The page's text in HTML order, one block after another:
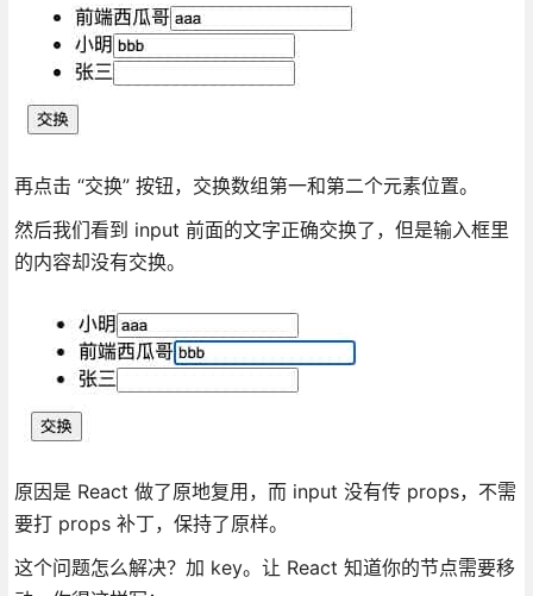
再点击 “交换” 按钮，交换数组第一和第二个元素位置。
然后我们看到 input 前面的文字正确交换了，但是输入框里
的内容却没有交换。
原因是 React 做了原地复用，而 input 没有传 props，不需
要打 props 补丁，保持了原样。
这个问题怎么解决？加 key。让 React 知道你的节点需要移